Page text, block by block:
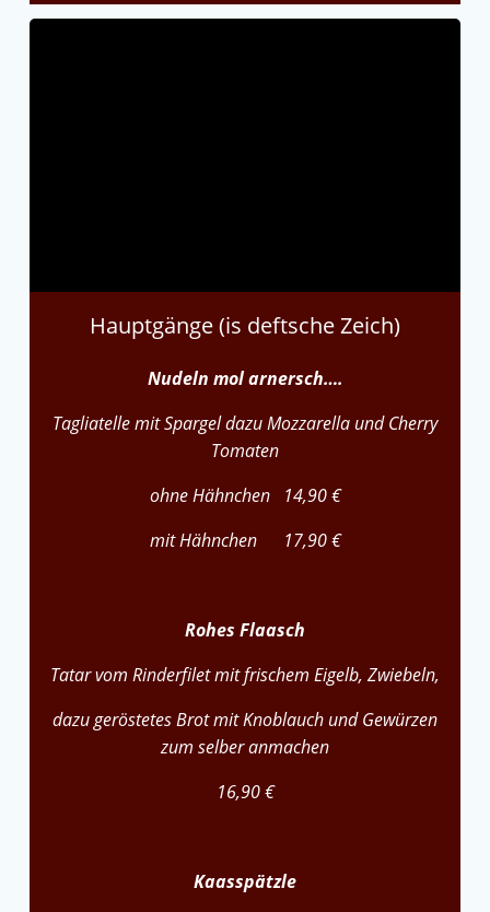
Hauptgänge (is deftsche Zeich)
Nudeln mol arnersch….
Tagliatelle mit Spargel dazu Mozzarella und Cherry
Tomaten
ohne Hähnchen 14,90 €
mit Hähnchen 17,90 €
Rohes Flaasch
Tatar vom Rinderfilet mit frischem Eigelb, Zwiebeln,
dazu geröstetes Brot mit Knoblauch und Gewürzen
zum selber anmachen
16,90 €
Kaasspätzle